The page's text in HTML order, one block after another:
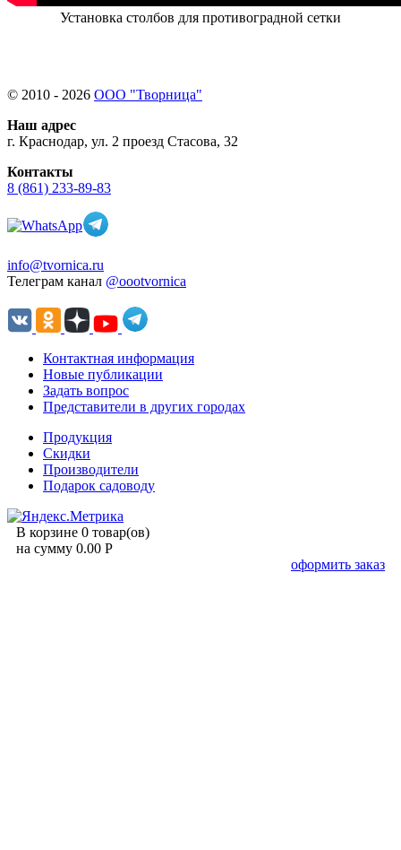
Установка столбов для противоградной сетки
© 2010 - 2026 ООО "Творница"
Наш адрес
г. Краснодар, ул. 2 проезд Стасова, 32
Контакты
8 (861) 233-89-83
info@tvornica.ru
Телеграм канал @oootvornica
Контактная информация
Новые публикации
Задать вопрос
Представители в других городах
Продукция
Скидки
Производители
Подарок садоводу
В корзине 0 товар(ов)
на сумму 0.00 Р
оформить заказ